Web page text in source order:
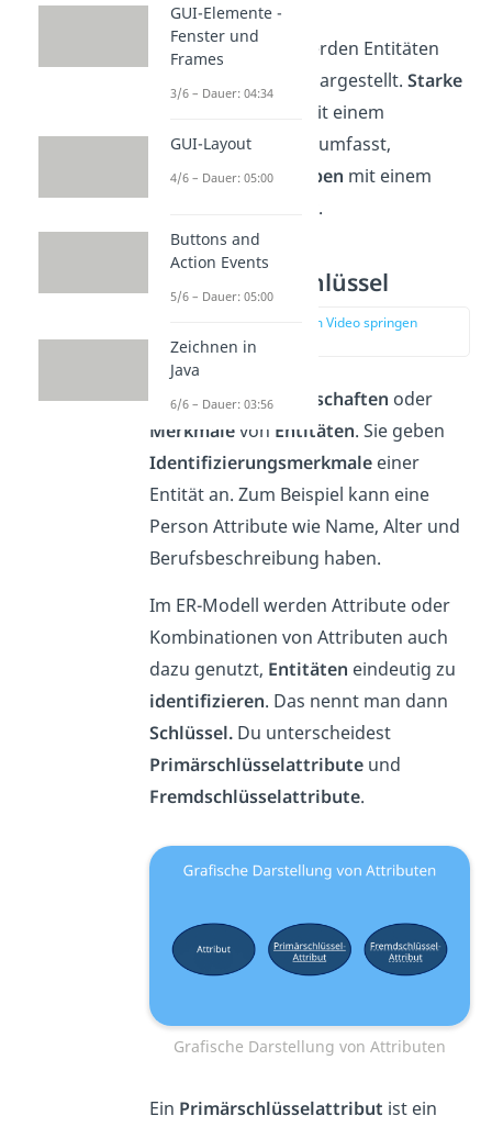
Im ER-Diagramm werden Entitäten
dargestellt. Starke
sind mit einem
einfachen Rechteck
umfasst,
schwache Entity-Typen mit einem
.
Attribute & Schlüssel
zur Stelle im Video springen
(01:59)
Attribute sindEigenschaften oder
Merkmale von Entitäten. Sie geben
Identifizierungsmerkmaleeiner
Entität an. Zum Beispiel kann eine
Person Attribute wie Name, Alter und
Berufsbeschreibung haben.
Im ER-Modell werden Attribute oder
Kombinationen von Attributen auch
dazu genutzt, Entitäten eindeutig zu
identifizieren. Das nennt man dann
Schlüssel.Du unterscheidest
Primärschlüsselattributeund
Fremdschlüsselattribute.
Grafische Darstellung von Attributen
Ein Primärschlüsselattribut ist ein
GUI-Elemente -
Fenster und
Frames
3/6 – Dauer: 04:34
GUI-Layout
4/6 – Dauer: 05:00
Buttons and
Action Events
5/6 – Dauer: 05:00
Zeichnen in
Java
6/6 – Dauer: 03:56